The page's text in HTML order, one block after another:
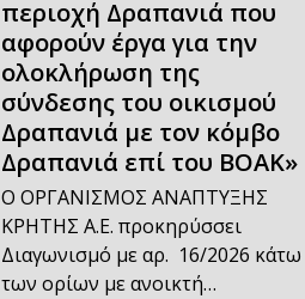
περιοχή Δραπανιά που
αφορούν έργα για την
ολοκλήρωση της
σύνδεσης του οικισμού
Δραπανιά με τον κόμβο
Δραπανιά επί του ΒΟΑΚ»
Ο ΟΡΓΑΝΙΣΜΟΣ ΑΝΑΠΤΥΞΗΣ
ΚΡΗΤΗΣ Α.Ε. προκηρύσσει
Διαγωνισμό με αρ. 16/2026 κάτω
των ορίων με ανοικτή…